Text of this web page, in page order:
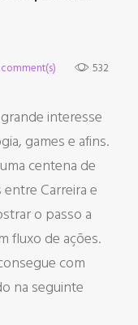
532
interesse
games e afins.
centena de
Carreira e
o passo a
fluxo de ações.
com
na seguinte